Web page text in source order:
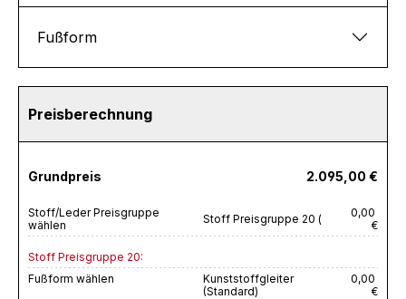
Fußform
Preisberechnung
Grundpreis 2.095,00 €
Stoff/Leder Preisgruppe
wählen
Stoff Preisgruppe 20 (
0,00
€
Stoff Preisgruppe 20:
Fußform wählen
Kunststoffgleiter
(Standard)
0,00
€